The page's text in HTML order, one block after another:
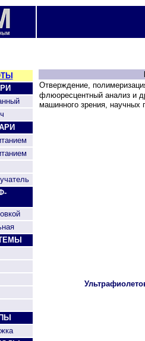
Отверждение,
флюоресцентный анализ и
машинного зрения, научных